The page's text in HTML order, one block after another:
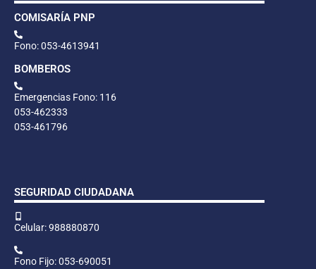
COMISARÍA PNP
Fono: 053-4613941
BOMBEROS
Emergencias Fono: 116
053-462333
053-461796
SEGURIDAD CIUDADANA
Celular: 988880870
Fono Fijo: 053-690051